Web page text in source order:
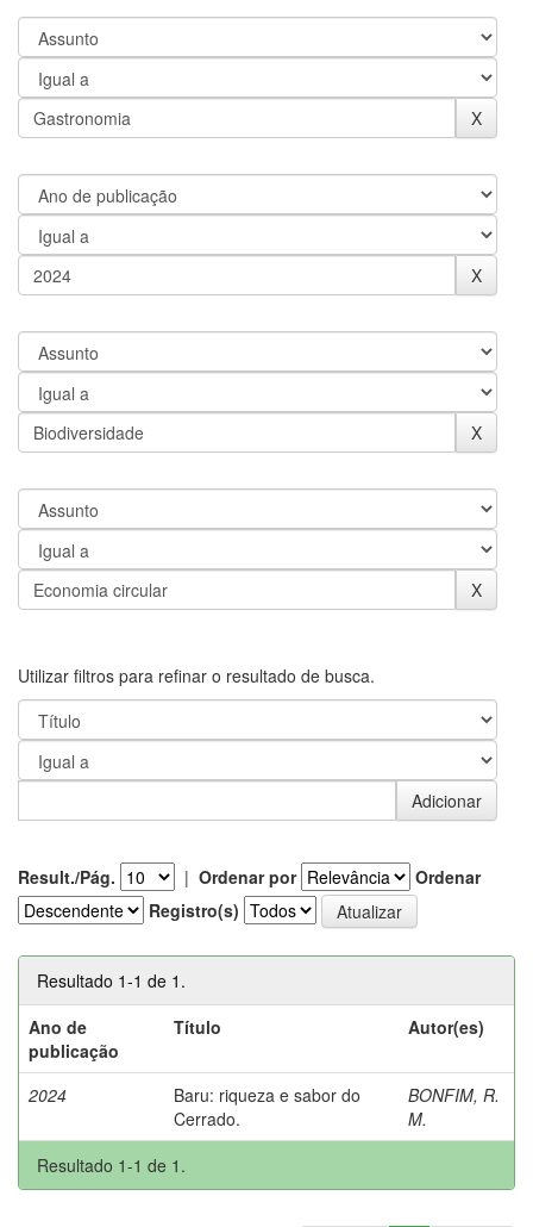
Utilizar filtros para refinar o resultado de busca.
Result./Pág. | Ordenar por
Ordenar
Registro(s)
Resultado 1-1 de 1.
Ano de
publicação
Título Autor(es)
2024
Baru: riqueza e sabor do
Cerrado.
BONFIM, R.
M.
Resultado 1-1 de 1.